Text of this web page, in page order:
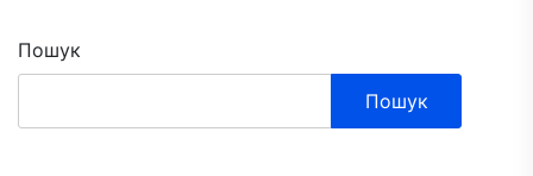
Пошук
Пошук